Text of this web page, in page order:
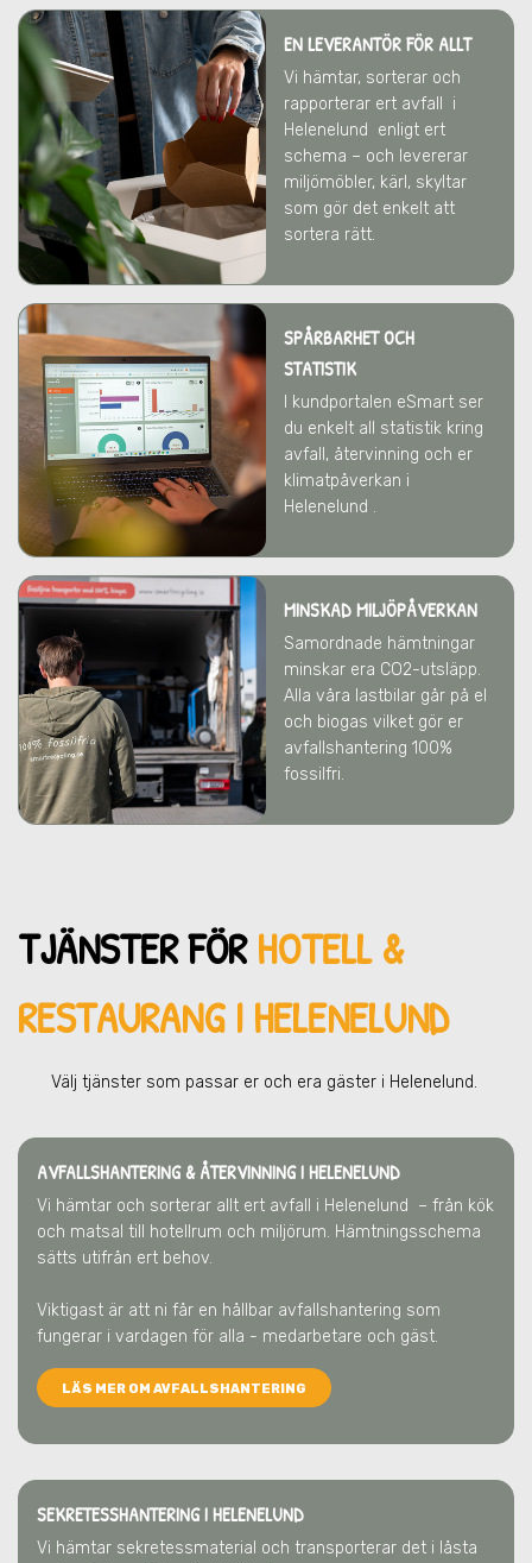
EN LEVERANTÖR FÖR ALLT
Vi hämtar, sorterar och
rapporterar ert avfall
i
Helenelund
enligt ert
schema – och levererar
miljömöbler, kärl, skyltar
som gör det enkelt att
sortera rätt.
SPÅRBARHET OCH
STATISTIK
I kundportalen eSmart ser
du enkelt all statistik kring
avfall, återvinning och er
klimatpåverkan i
Helenelund .
MINSKAD MILJÖPÅVERKAN
Samordnade hämtningar
minskar era CO2-utsläpp.
Alla våra lastbilar går på el
och biogas vilket gör er
avfallshantering 100%
fossilfri.
TJÄNSTER FÖRHOTELL &
RESTAURANG I HELENELUND
Välj tjänster som passar er och era gäster i Helenelund.
AVFALLSHANTERING & ÅTERVINNINGI HELENELUND
Vi hämtar och sorterar allt ert avfall i Helenelund – från kök
och matsal till hotellrum och miljörum. Hämtningsschema
sätts utifrån ert behov.
Viktigast är att ni får en hållbar avfallshantering som
fungerar i vardagen för alla - medarbetare och gäst.
LÄS MER OM AVFALLSHANTERING
SEKRETESSHANTERING I HELENELUND
Vi hämtar sekretessmaterial och transporterar det i låsta